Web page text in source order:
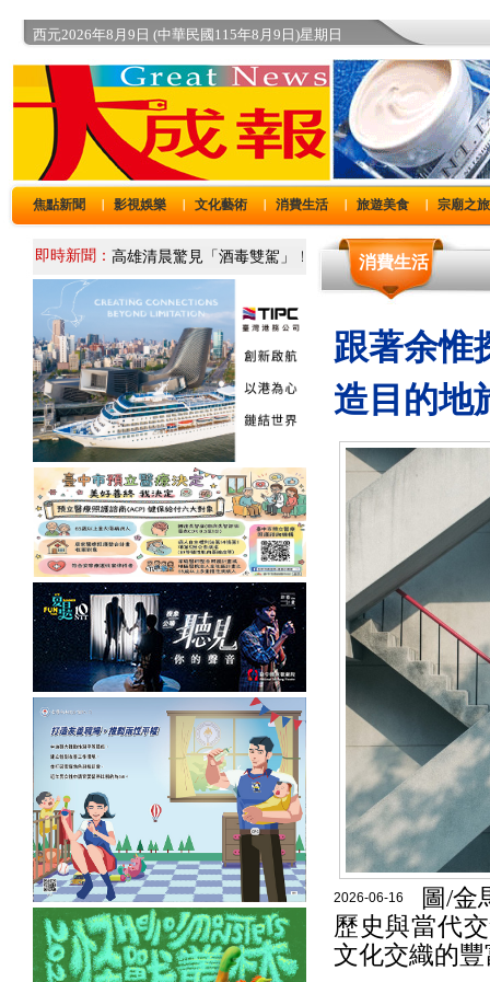
西元2026年8月9日 (中華民國115年8月9日)星期日
焦點新聞 影視娛樂 文化藝術 消費生活 旅遊美食 宗廟之旅
即時新聞： 消費生活
跟著余
造目的地
2026-06-16
圖/金
歷史與當代
文化交織的